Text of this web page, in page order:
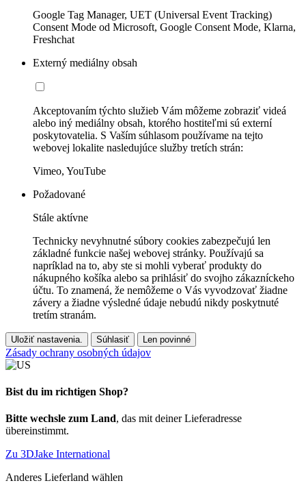
Google Tag Manager, UET (Universal Event Tracking)
Consent Mode od Microsoft, Google Consent Mode, Klarna,
Freshchat
Externý mediálny obsah
Akceptovaním týchto služieb Vám môžeme zobraziť videá
alebo iný mediálny obsah, ktorého hostiteľmi sú externí
poskytovatelia. S Vaším súhlasom používame na tejto
webovej lokalite nasledujúce služby tretích strán:
Vimeo, YouTube
Požadované
Stále aktívne
Technicky nevyhnutné súbory cookies zabezpečujú len
základné funkcie našej webovej stránky. Používajú sa
napríklad na to, aby ste si mohli vyberať produkty do
nákupného košíka alebo sa prihlásiť do svojho zákazníckeho
účtu. To znamená, že nemôžeme o Vás vyvodzovať žiadne
závery a žiadne výsledné údaje nebudú nikdy poskytnuté
tretím stranám.
Uložiť nastavenia. Súhlasiť Len povinné
Zásady ochrany osobných údajov
Bist du im richtigen Shop?
Bitte wechsle zum Land, das mit deiner Lieferadresse
übereinstimmt.
Zu 3DJake International
Anderes Lieferland wählen